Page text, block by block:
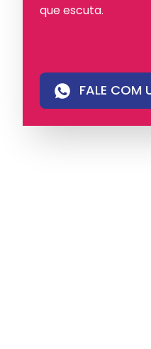
que escuta.
FALE COM